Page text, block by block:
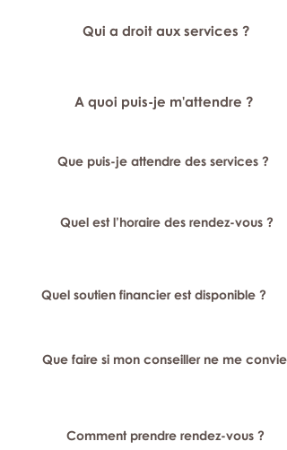
Qui a droit aux services ?
A quoi puis-je m'attendre ?
Que puis-je attendre des services ?
Quel est l’horaire des rendez-vous ?
Quel soutien financier est disponible ?
Que faire si mon conseiller ne me
Comment prendre rendez-vous ?